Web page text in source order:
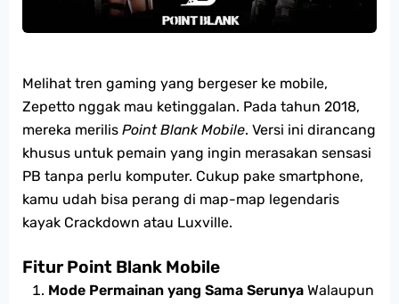
Melihat tren gaming yang bergeser ke mobile,
Zepetto nggak mau ketinggalan. Pada tahun 2018,
mereka merilis Point Blank Mobile. Versi ini dirancang
khusus untuk pemain yang ingin merasakan sensasi
PB tanpa perlu komputer. Cukup pake smartphone,
kamu udah bisa perang di map-map legendaris
kayak Crackdown atau Luxville.
Fitur Point Blank Mobile
Mode Permainan yang Sama Serunya Walaupun